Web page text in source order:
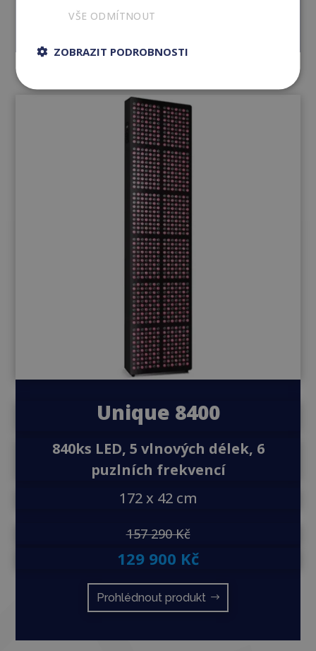
Prohlédnout produkt
Unique 8400
840ks LED, 5 vlnových délek, 6
puzlních frekvencí
172 x 42 cm
157 290 Kč
129 900 Kč
Prohlédnout produkt
VŠE ODMÍTNOUT
ZOBRAZIT PODROBNOSTI